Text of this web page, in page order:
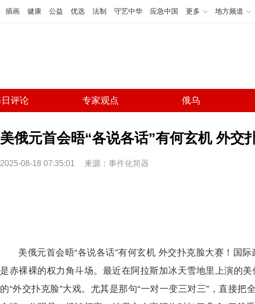
插画 健康 公益 优选 法制 守艺中华 应急中国 更多 地方频道
评论 专家观点 俄乌
美俄元首会晤“各说各话”有何玄机 外交
2025-08-18 07:35:01 来源： 事件化简器
美俄元首会晤“各说各话”有何玄机 外交扑克脸大赛！国
是赤裸裸的权力角斗场。最近在阿拉斯加冰天雪地里上演的
的“外交扑克脸”大戏。尤其是那句“一对一变三对三”，直接